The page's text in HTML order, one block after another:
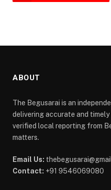
ABOUT
The Begusarai is an
delivering accurate and
verified local reporting from
matters.
Email Us:
Contact: +91 9546069080